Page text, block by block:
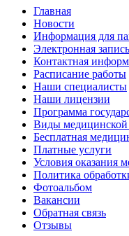
Главная
Новости
Информация для
Электронная
Контактная
Расписание работы
Наши специалисты
Наши лицензии
Программа
Виды
Бесплатная
Платные услуги
Условия оказания
Политика
Фотоальбом
Вакансии
Обратная связь
Отзывы